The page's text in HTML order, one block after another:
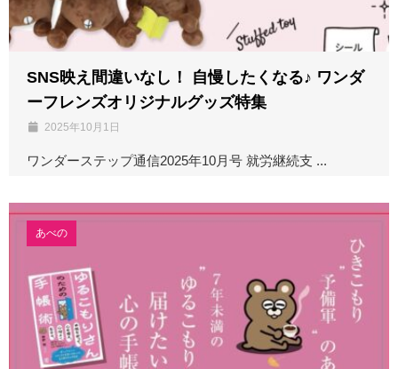
SNS映え間違いなし！ 自慢したくなる♪ ワンダ
ーフレンズオリジナルグッズ特集
2025年10月1日
ワンダーステップ通信2025年10月号 就労継続支 ...
あべの